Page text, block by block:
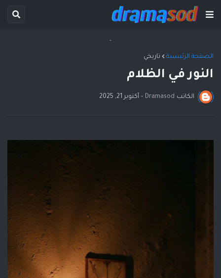
-
الصفحة الرئيسية تاريخي
النور في الظلام
الكاتب Dramasod
- أكتوبر 21, 2025